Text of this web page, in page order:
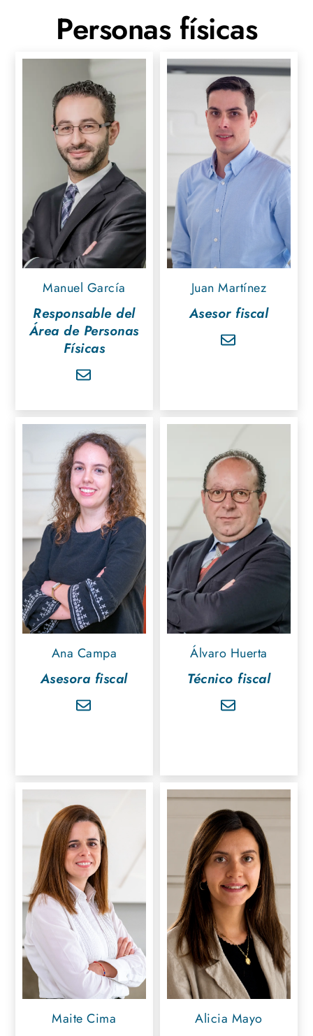
Personas físicas
Manuel García
Responsable del
Área de Personas
Físicas
Juan Martínez
Asesor fiscal
Ana Campa
Asesora fiscal
Álvaro Huerta
Técnico fiscal
Maite Cima Alicia Mayo